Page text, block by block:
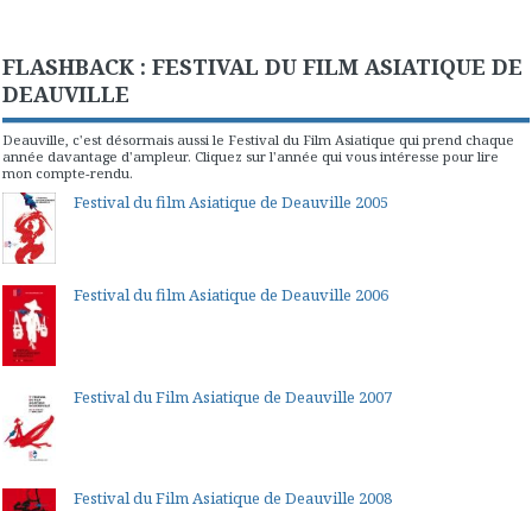
FLASHBACK : FESTIVAL DU FILM ASIATIQUE DE
DEAUVILLE
Deauville, c'est désormais aussi le Festival du Film Asiatique qui prend chaque
année davantage d'ampleur. Cliquez sur l'année qui vous intéresse pour lire
mon compte-rendu.
Festival du film Asiatique de Deauville 2005
Festival du film Asiatique de Deauville 2006
Festival du Film Asiatique de Deauville 2007
Festival du Film Asiatique de Deauville 2008